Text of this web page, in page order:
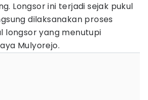
Longsor ini terjadi sejak pukul
dilaksanakan proses
longsor yang menutupi
Mulyorejo.